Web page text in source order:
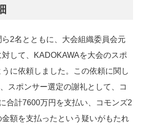
2名とともに、大会組織委員会元
して、KADOKAWAを大会のスポ
に依頼しました。この依頼に関し
スポンサー選定の謝礼として、コ
合計7600万円を支払い、コモンズ2
額を支払ったという疑いがもたれ